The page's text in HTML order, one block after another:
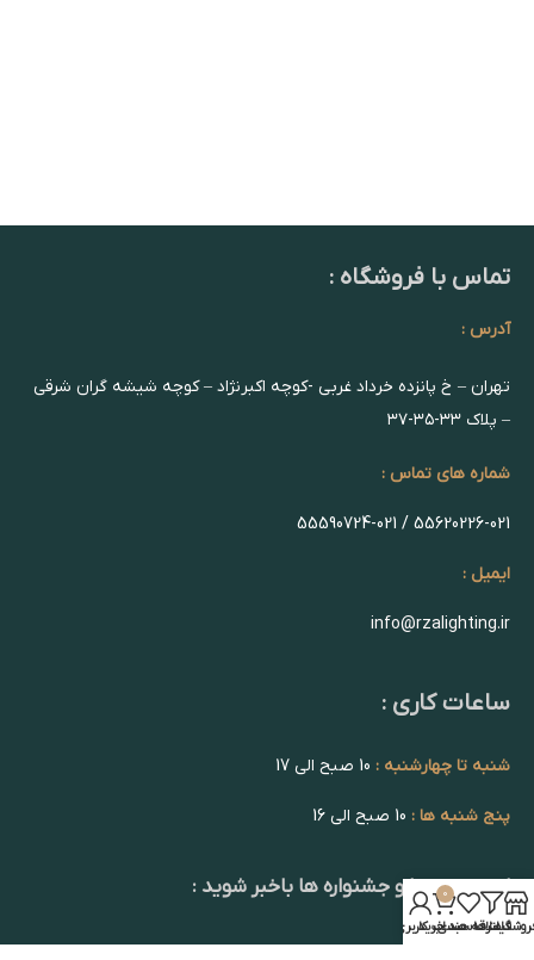
تماس با فروشگاه :
آدرس :
تهران – خ پانزده خرداد غربی -کوچه اکبرنژاد – کوچه شیشه گران شرقی
– پلاک ۳۳-۳۵-۳۷
شماره های تماس :
55620226-021 / 55590724-021
ایمیل :
info@rzalighting.ir
ساعات کاری :
شنبه تا چهارشنبه :
پنج شنبه ها :
از تخفیف ها و جشنواره ها باخبر شوید :
فیلترها
علاقه مندی
0
سبد خرید
حساب کاربری من